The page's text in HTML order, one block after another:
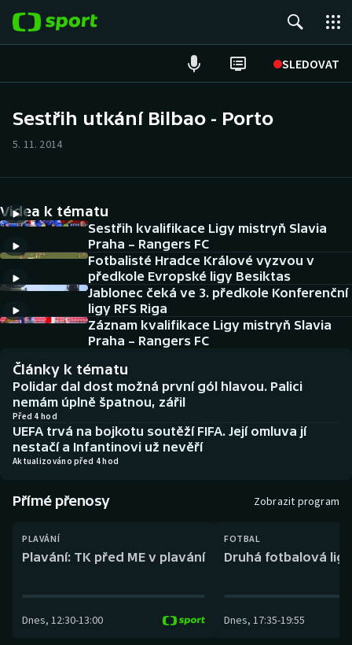
SLEDOVAT
Hokej
Tenis
Atletika
Cyklistika
DALŠÍ SPORTY
Americký fotbal
Baseball a softbal
Basketbal
Biatlon
Curling
Florbal
NEPŘEHLÉDNĚTE
Soutěže
Historické návraty
Aplikace ČT sport
Sestřih utkání Bilbao - Porto
5. 11. 2014
Videa k tématu
Sestřih kvalifikace Ligy mistryň Slavia
Praha – Rangers FC
Fotbalisté Hradce Králové vyzvou v
předkole Evropské ligy Besiktas
Jablonec čeká ve 3. předkole Konferenční
ligy RFS Riga
Záznam kvalifikace Ligy mistryň Slavia
Praha – Rangers FC
Články k tématu
Polidar dal dost možná první gól hlavou. Palici
nemám úplně špatnou, zářil
Před 4 hod
UEFA trvá na bojkotu soutěží FIFA. Její omluva jí
nestačí a Infantinovi už nevěří
Aktualizováno před 4 hod
Přímé přenosy Zobrazit program
PLAVÁNÍ
Plavání: TK před ME v plavání
Dnes, 12:30-13:00
FOTBAL
Druhá fotbalová
Dnes, 17:35-19:55